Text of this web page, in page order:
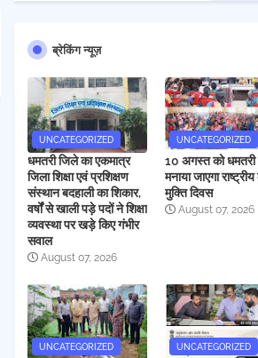
ब्रेकिंग न्यूज़
UNCATEGORIZED
धमतरी जिले का एकमात्र
जिला शिक्षा एवं प्रशिक्षण
संस्थान बदहाली का शिकार,
वर्षों से खाली पड़े पदों ने शिक्षा
व्यवस्था पर खड़े किए गंभीर
सवाल
August 07, 2026
UNCATEGORIZED
10 अगस्त को धमतरी
मनाया जाएगा
मुक्ति दिवस
August 07, 2026
UNCATEGORIZED UNCATEGORIZED